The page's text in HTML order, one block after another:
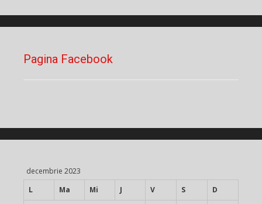
Pagina Facebook
decembrie 2023
L
Ma Mi J V S D